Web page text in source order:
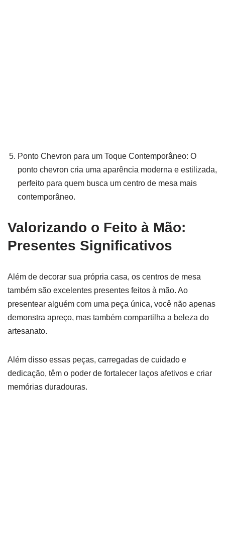
Ponto Chevron para um Toque Contemporâneo: O
ponto chevron cria uma aparência moderna e estilizada,
perfeito para quem busca um centro de mesa mais
contemporâneo.
Valorizando o Feito à Mão:
Presentes Significativos
Além de decorar sua própria casa, os centros de mesa
também são excelentes presentes feitos à mão. Ao
presentear alguém com uma peça única, você não apenas
demonstra apreço, mas também compartilha a beleza do
artesanato.
Além disso essas peças, carregadas de cuidado e
dedicação, têm o poder de fortalecer laços afetivos e criar
memórias duradouras.